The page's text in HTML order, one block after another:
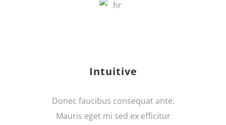
Intuitive
Donec faucibus consequat ante.
Mauris eget mi sed ex efficitur